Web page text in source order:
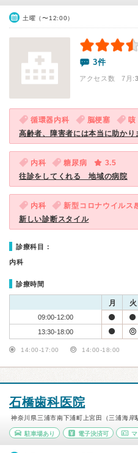
土曜（〜12:00）
3件
アクセス数 7月:
循環器内科 脳梗塞 咳
高齢者、障害者には本当に助かり
内科 糖尿病
3.5
往診をしてくれる 地域の病院
内科 新型コロナウイルス
新しい診断スタイル
診療科目：
内科
診療時間
月 火
09:00-12:00
13:30-18:00
14:00-17:00 14:00-18:00
石橋歯科医院
神奈川県三浦市南下浦町上宮田（三浦海岸
駐車場あり 電子決済可